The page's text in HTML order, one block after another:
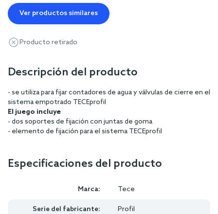
Ver productos similares
Producto retirado
Descripción del producto
- se utiliza para fijar contadores de agua y válvulas de cierre en el
sistema empotrado TECEprofil
El juego incluye
- dos soportes de fijación con juntas de goma
- elemento de fijación para el sistema TECEprofil
Especificaciones del producto
Marca: Tece
Serie del fabricante: Profil